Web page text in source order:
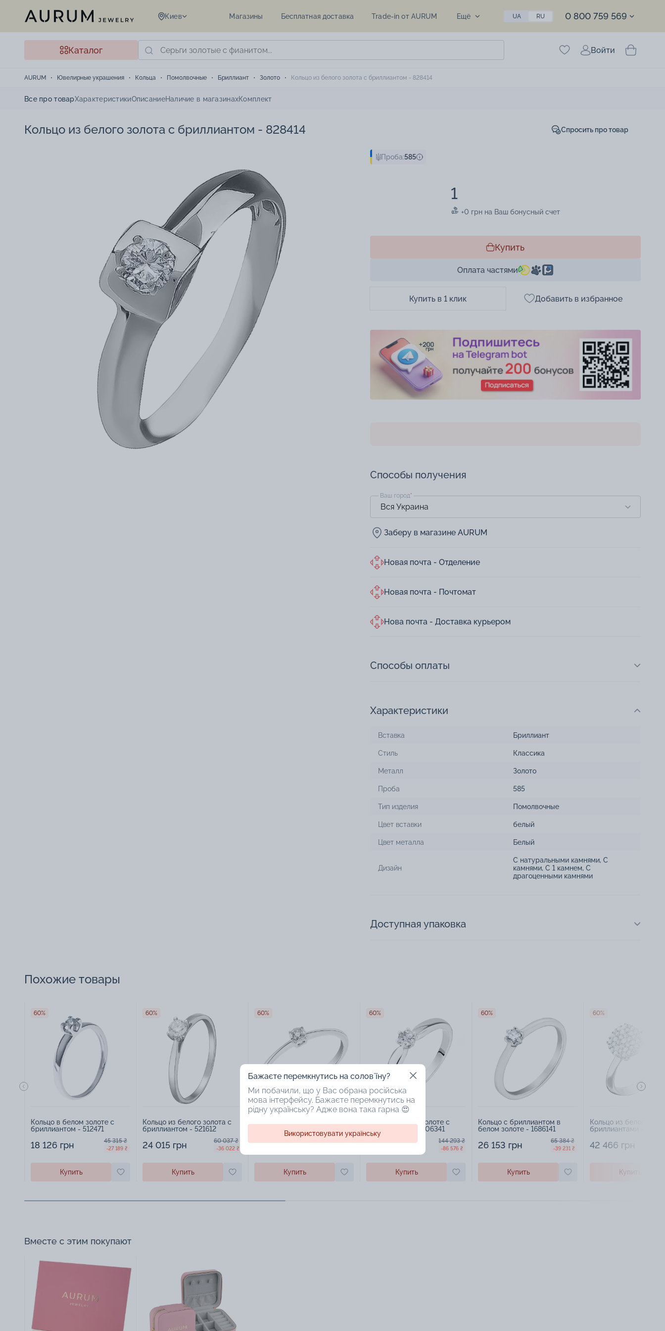
Киев Магазины Бесплатная доставка Trade-in от AURUM Ещё UA RU 0 800 759 569
Каталог Войти
AURUM Ювелирные украшения Кольца Помолвочные Бриллиант Золото Кольцо из белого золота с бриллиантом - 828414
Все про товарХарактеристикиОписаниеНаличие в магазинахКомплект
Кольцо из белого золота с бриллиантом - 828414 Спросить про товар
Проба:585
1
+0 грн на Ваш бонусный счет
Купить
Оплата частями
Купить в 1 клик Добавить в избранное
Способы получения
Ваш город*
Заберу в магазине AURUM
Новая почта - Отделение
Новая почта - Почтомат
Нова почта - Доставка курьером
Способы оплаты
Характеристики
Вставка Бриллиант
Стиль Классика
Металл Золото
Проба 585
Тип изделия Помолвочные
Цвет вставки белый
Цвет металла Белый
Дизайн
С натуральными камнями, С
камнями, С 1 камнем, С
драгоценными камнями
Доступная упаковка
Похожие товары
60%
Кольцо в белом золоте с
бриллиантом - 512471
18 126 грн 45 315 ₴
-27 189 ₴
Купить
60%
Кольцо из белого золота с
бриллиантом - 521612
24 015 грн 60 037 ₴
-36 022 ₴
Купить
60%
Кольцо из белого золота с
бриллиантом - 1522369
20 406 грн
Купить
60%
Кольцо в белом золоте с
бриллиантом - 1606341
57 717 грн 144 293 ₴
-86 576 ₴
Купить
60%
Кольцо с бриллиантом в
белом золоте - 1686141
26 153 грн 65 384 ₴
-39 231 ₴
Купить
60%
Кольцо из белого
бриллиантами -
42 466 грн
Купить
Вместе с этим покупают
Бажаєте перемкнутись на соловʼїну?
Ми побачили, що у Вас обрана російська
мова інтерфейсу. Бажаєте перемкнутись на
рідну українську? Адже вона така гарна 😍
Використовувати українську